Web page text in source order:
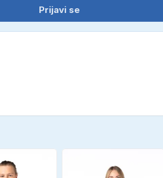
Prijavi se